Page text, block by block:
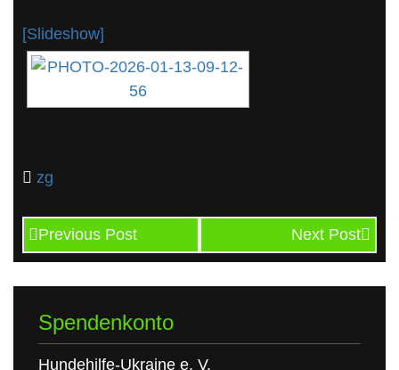
[Slideshow]
zg
Previous Post Next Post
Spendenkonto
Hundehilfe-Ukraine e. V.